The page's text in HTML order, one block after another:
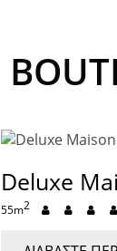
Deluxe
55m2